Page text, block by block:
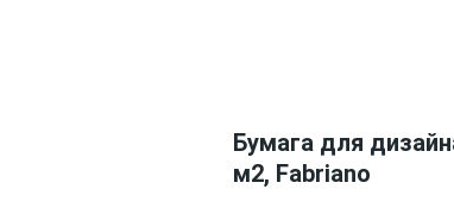
Бумага для
м2, Fabriano